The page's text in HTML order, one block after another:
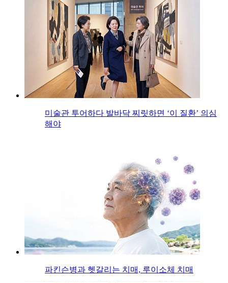
미술관 투어하다 발바닥 찌릿하면 ‘이 질환’ 의심
해야
파킨슨병과 헷갈리는 치매, 루이소체 치매